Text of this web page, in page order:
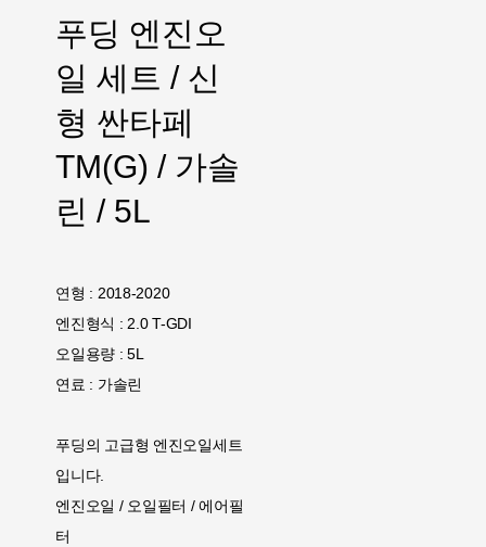
푸딩 엔진오
일 세트 / 신
형 싼타페
TM(G) / 가솔
린 / 5L
연형 : 2018-2020
엔진형식 : 2.0 T-GDI
오일용량 : 5L
연료 : 가솔린
푸딩의 고급형 엔진오일세트
입니다.
엔진오일 / 오일필터 / 에어필
터